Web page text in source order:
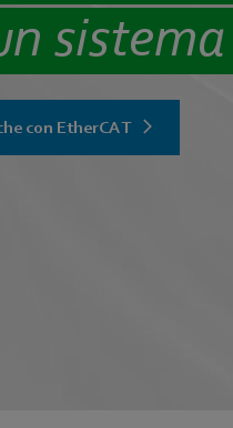
con EtherCAT